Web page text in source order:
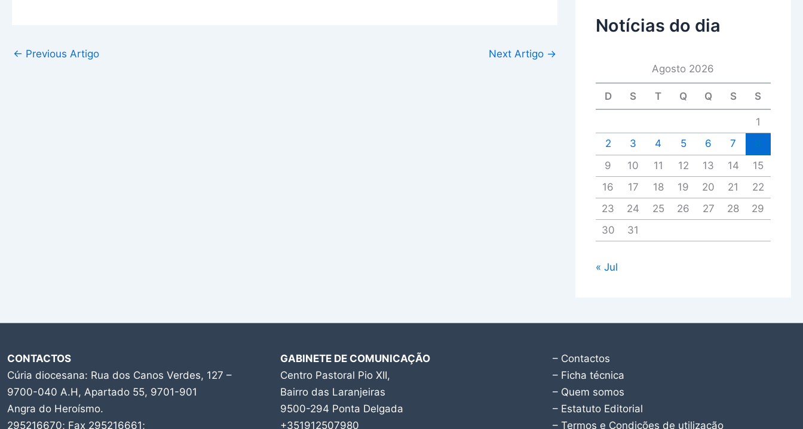
← Previous Artigo Next Artigo →
Notícias do dia
Agosto 2026
D S T Q Q S S
1
2
3 4 5 6 7
9
10 11 12 13 14
15
16
17 18 19 20 21
22
23
24 25 26 27 28
29
30
31
« Jul
CONTACTOS
Cúria diocesana: Rua dos Canos Verdes, 127 –
9700-040 A.H, Apartado 55, 9701-901
Angra do Heroísmo.
295216670; Fax 295216661;
GABINETE DE COMUNICAÇÃO
Centro Pastoral Pio XII,
Bairro das Laranjeiras
9500-294 Ponta Delgada
+351912507980
– Contactos
– Ficha técnica
– Quem somos
– Estatuto Editorial
– Termos e Condições de utilização